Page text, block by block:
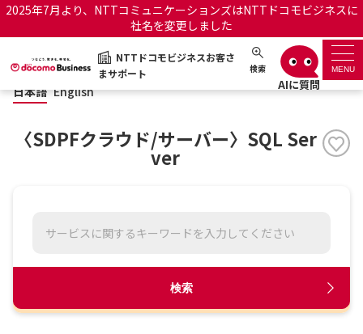
2025年7月より、NTTコミュニケーションズはNTTドコモビジネスに
社名を変更しました
NTTドコモビジネスお客さ
まサポート
検索 MENU
NTTドコモビジネスお客さまサポート 日本語 English
サポートトップ
サービス名から探す
お知らせ サポートサイトの使い方
工事・故障情報通知サー
日本語 English
〈SDPFクラウド/サーバー〉SQL Ser
ver
検索